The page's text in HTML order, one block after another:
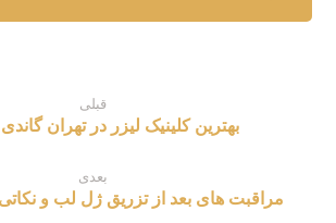
قبلی
بهترین کلینیک لیزر در تهران گاندی
بعدی
مراقبت های بعد از تزریق ژل لب و نکاتی